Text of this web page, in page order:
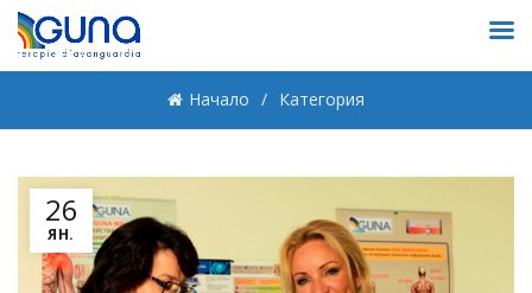
Начало Категория
26
ЯН.